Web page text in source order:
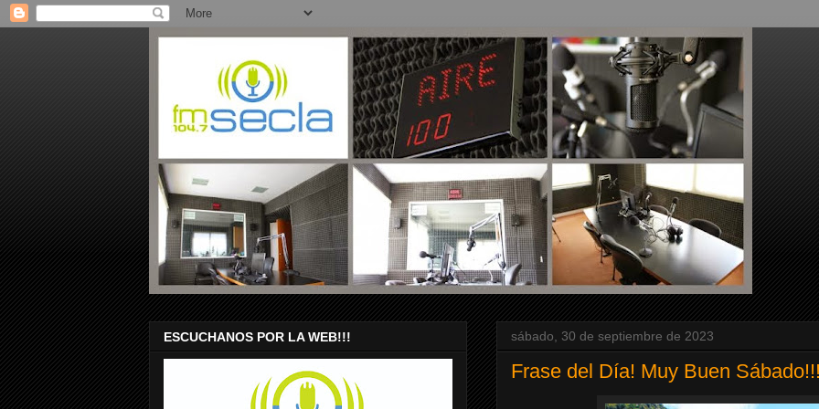
sábado, 30 de septiembre de 2023
Frase del Día! Muy Buen
ESCUCHANOS POR LA WEB!!!